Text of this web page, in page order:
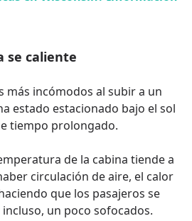
se caliente
más incómodos al subir a un
estado estacionado bajo el sol
tiempo prolongado.
de la cabina tiende a
circulación de aire, el calor
que los pasajeros se
un poco sofocados.